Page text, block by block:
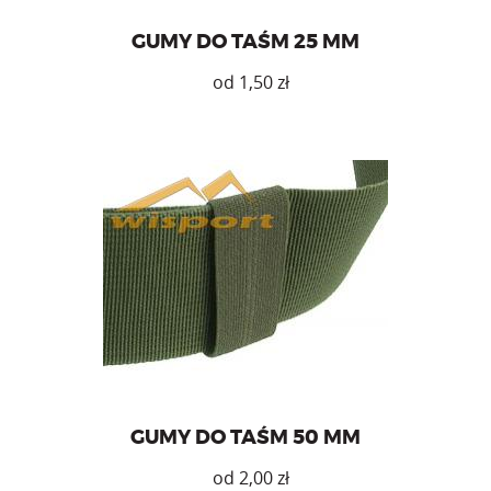
GUMY DO TAŚM 25 MM
zł
wariantów.
Opcje
można
wybrać
na
stronie
produktu
Gumy do organizacji taśm o szerokości 50 mm.
GUMY DO TAŚM 50 MM
zł